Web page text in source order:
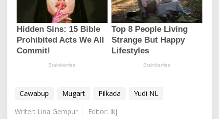
Cawabup Mugart Pilkada
Yudi NL
Writer: Lina Gempur
Editor: Ikj